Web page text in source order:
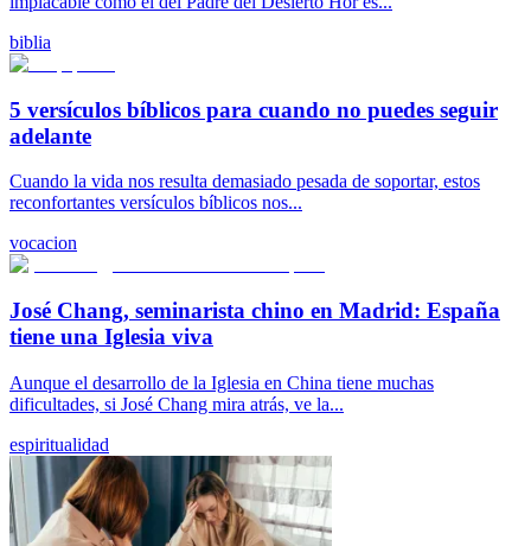
biblia
5 versículos bíblicos para cuando no puedes seguir
adelante
Cuando la vida nos resulta demasiado pesada de soportar, estos
reconfortantes versículos bíblicos nos...
vocacion
José Chang, seminarista chino en Madrid: España
tiene una Iglesia viva
Aunque el desarrollo de la Iglesia en China tiene muchas
dificultades, si José Chang mira atrás, ve la...
espiritualidad